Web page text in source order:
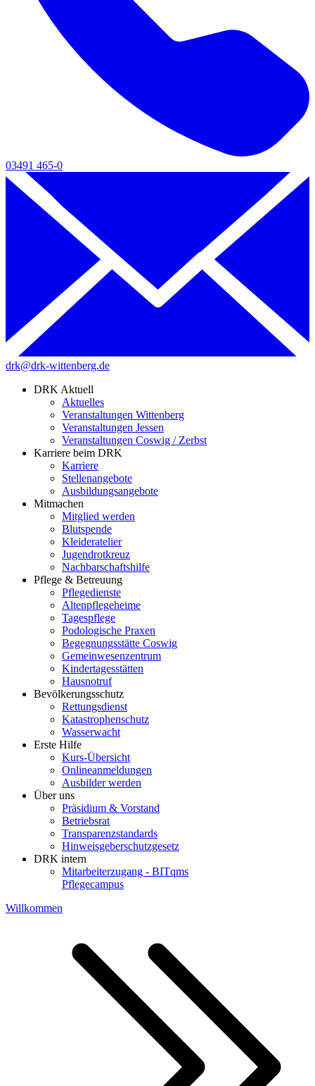
03491 465-0
drk@drk-wittenberg.de
DRK Aktuell
Aktuelles
Veranstaltungen Wittenberg
Veranstaltungen Jessen
Veranstaltungen Coswig / Zerbst
Karriere beim DRK
Karriere
Stellenangebote
Ausbildungsangebote
Mitmachen
Mitglied werden
Blutspende
Kleideratelier
Jugendrotkreuz
Nachbarschaftshilfe
Pflege & Betreuung
Pflegedienste
Altenpflegeheime
Tagespflege
Podologische Praxen
Begegnungsstätte Coswig
Gemeinwesenzentrum
Kindertagesstätten
Hausnotruf
Bevölkerungsschutz
Rettungsdienst
Katastrophenschutz
Wasserwacht
Erste Hilfe
Kurs-Übersicht
Onlineanmeldungen
Ausbilder werden
Über uns
Präsidium & Vorstand
Betriebsrat
Transparenzstandards
Hinweisgeberschutzgesetz
DRK intern
Mitarbeiterzugang - BITqms
Pflegecampus
Willkommen